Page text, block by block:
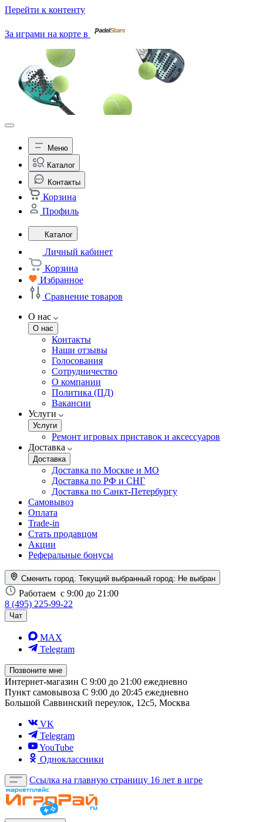
Перейти к контенту
За играми на корте в
Меню
Каталог
Контакты
Корзина
Профиль
Каталог
Личный кабинет
Корзина
Избранное
Сравнение товаров
О нас
О нас
Контакты
Наши отзывы
Голосования
Сотрудничество
О компании
Политика (ПД)
Вакансии
Услуги
Услуги
Ремонт игровых приставок и аксессуаров
Доставка
Доставка
Доставка по Москве и МО
Доставка по РФ и СНГ
Доставка по Санкт-Петербургу
Самовывоз
Оплата
Trade-in
Стать продавцом
Акции
Реферальные бонусы
Сменить город. Текущий выбранный город: Не выбран
Работаем с 9:00 до 21:00
8 (495) 225-99-22
Чат
MAX
Telegram
Позвоните мне
Интернет-магазин С 9:00 до 21:00 ежедневно
Пункт самовывоза С 9:00 до 20:45 ежедневно
Большой Саввинский переулок, 12с5, Москва
VK
Telegram
YouTube
Одноклассники
Ссылка на главную страницу 16 лет в игре